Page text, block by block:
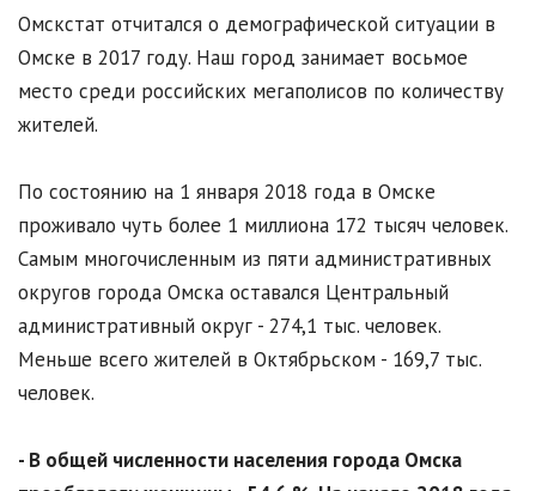
Омскстат отчитался о демографической ситуации в
Омске в 2017 году. Наш город занимает восьмое
место среди российских мегаполисов по количеству
жителей.
По состоянию на 1 января 2018 года в Омске
проживало чуть более 1 миллиона 172 тысяч человек.
Самым многочисленным из пяти административных
округов города Омска оставался Центральный
административный округ - 274,1 тыс. человек.
Меньше всего жителей в Октябрьском - 169,7 тыс.
человек.
- В общей численности населения города Омска